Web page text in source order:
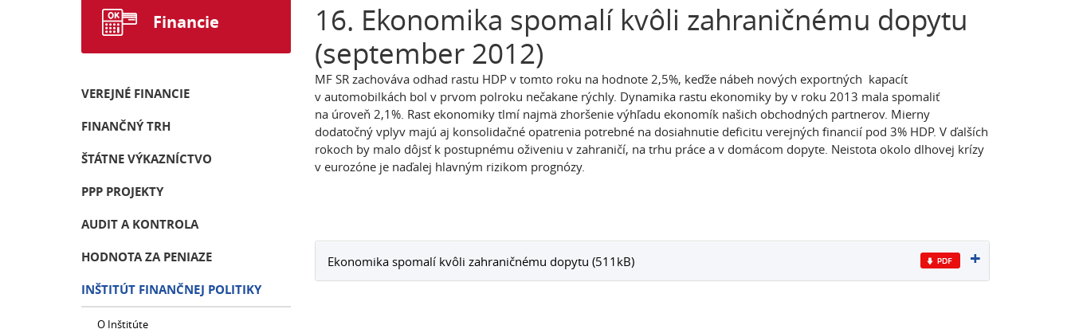
16. Ekonomika spomalí kvôli zahraničnému dopytu
(september 2012)
MF SR zachováva odhad rastu HDP v tomto roku na hodnote 2,5%, keďže nábeh nových exportných kapacít
v automobilkách bol v prvom polroku nečakane rýchly. Dynamika rastu ekonomiky by v roku 2013 mala spomaliť
na úroveň 2,1%. Rast ekonomiky tlmí najmä zhoršenie výhľadu ekonomík našich obchodných partnerov. Mierny
dodatočný vplyv majú aj konsolidačné opatrenia potrebné na dosiahnutie deficitu verejných financií pod 3% HDP. V ďalších
rokoch by malo dôjsť k postupnému oživeniu v zahraničí, na trhu práce a v domácom dopyte. Neistota okolo dlhovej krízy
v eurozóne je naďalej hlavným rizikom prognózy.
Ekonomika spomalí kvôli zahraničnému dopytu (511kB)
Financie
VEREJNÉ FINANCIE
FINANČNÝ TRH
ŠTÁTNE VÝKAZNÍCTVO
PPP PROJEKTY
AUDIT A KONTROLA
HODNOTA ZA PENIAZE
INŠTITÚT FINANČNEJ POLITIKY
O Inštitúte